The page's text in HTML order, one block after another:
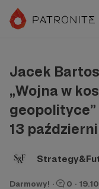
Jacek
„Wojna w
geopolityce”
13
Darmowy! · 0 ·